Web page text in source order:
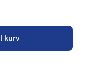
kurv